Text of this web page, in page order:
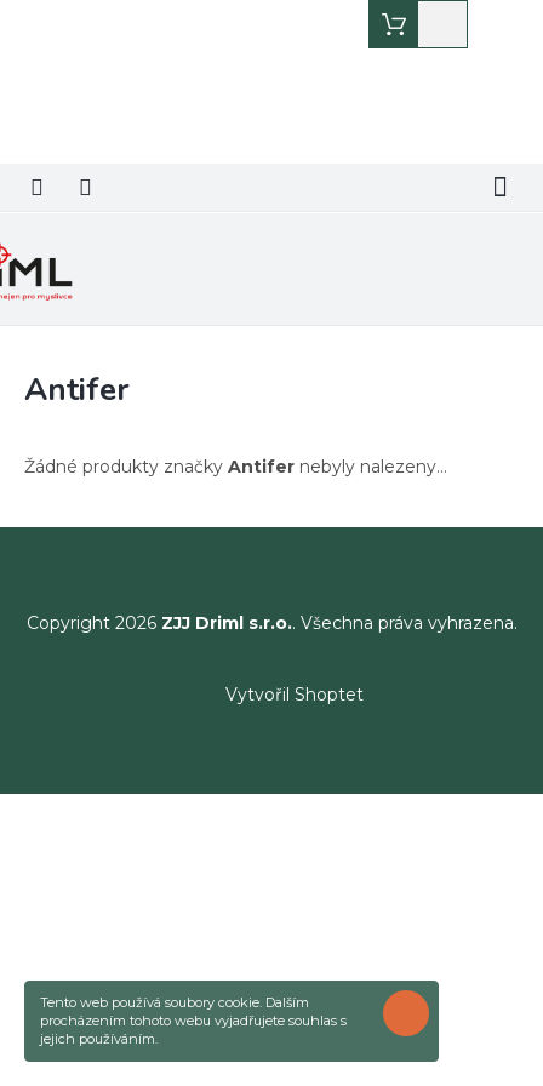
Tento web používá soubory cookie. Dalším
procházením tohoto webu vyjadřujete souhlas s
jejich používáním.
ROZUMÍM
košík
Antifer
Žádné produkty značky Antifer nebyly nalezeny...
Copyright 2026 ZJJ Driml s.r.o.. Všechna práva vyhrazena.
Vytvořil Shoptet